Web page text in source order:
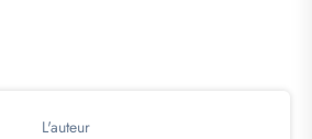
L'auteur